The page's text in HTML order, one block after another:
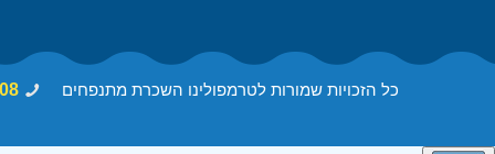
כל הזכויות שמורות לטרמפולינו השכרת מתנפחים